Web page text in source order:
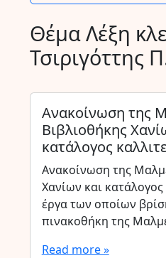
Θέμα Λέξη
Τσιριγόττης
Ανακοίνωση της
Βιβλιοθήκης
κατάλογος
Ανακοίνωση της
Χανίων και
έργα των οποίων
πινακοθήκη της
Read more »